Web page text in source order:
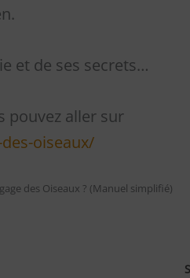
et de ses secrets…
pouvez aller sur
oiseaux/
des Oiseaux ? (Manuel simplifié)